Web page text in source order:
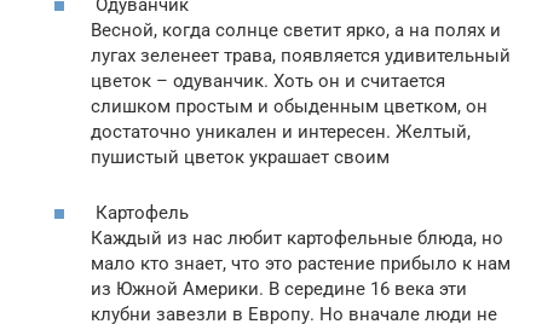
Весной, когда солнце светит ярко, а на полях и
лугах зеленеет трава, появляется удивительный
цветок – одуванчик. Хоть он и считается
слишком простым и обыденным цветком, он
достаточно уникален и интересен. Желтый,
пушистый цветок украшает своим
Картофель
Каждый из нас любит картофельные блюда, но
мало кто знает, что это растение прибыло к нам
из Южной Америки. В середине 16 века эти
клубни завезли в Европу. Но вначале люди не